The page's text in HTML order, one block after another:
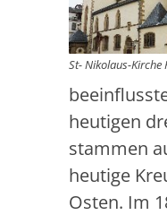
St- Nikolaus-Kirche
heutigen
stammen
heutige
Osten. Im